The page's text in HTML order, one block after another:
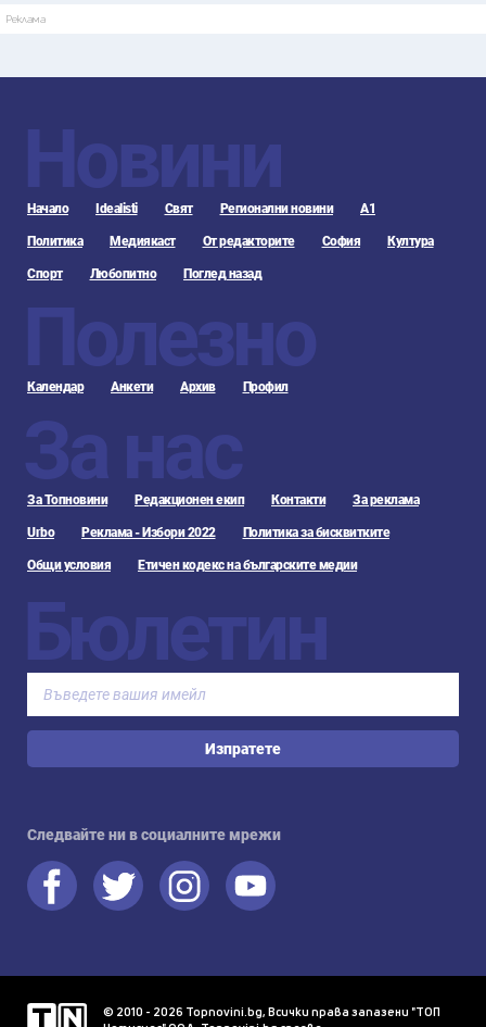
Реклама
Новини
Начало Idealisti Свят Регионални новини А1
Политика Медиякаст От редакторите София Култура
Спорт Любопитно Поглед назад
Полезно
Календар Анкети Архив Профил
За нас
За Топновини Редакционен екип Контакти За реклама
Urbo Реклама - Избори 2022 Политика за бисквитките
Общи условия Етичен кодекс на българските медии
Бюлетин
Изпратете
Следвайте ни в социалните мрежи
© 2010 - 2026 Topnovini.bg, Всички права запазени "ТОП